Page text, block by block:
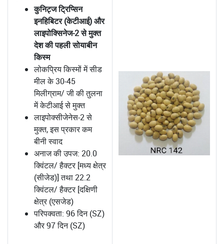
कुनिट्ज ट्रिप्सिन
इनहिबिटर (केटीआई) और
लाइपोक्सिनेज-2 से मुक्त
देश की पहली सोयाबीन
किस्म
लोकप्रिय किस्मों में सीड
मील के 30-45
मिलीग्राम/ जी की तुलना
में केटीआई से मुक्त
लाइपोक्सीजेनेस-2 से
मुक्त, इस प्रकार कम
बीनी स्वाद
अनाज की उपज: 20.0
क्विंटल/ हैक्टर [मध्य क्षेत्र
(सीजेड)] तथा 22.2
क्विंटल/ हैक्टर [दक्षिणी
क्षेत्र (एसजेड)
परिपक्वता: 96 दिन (SZ)
और 97 दिन (SZ)